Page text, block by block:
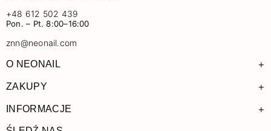
+48 612 502 439
Pon. – Pt. 8:00–16:00
znn@neonail.com
O NEONAIL +
ZAKUPY +
INFORMACJE +